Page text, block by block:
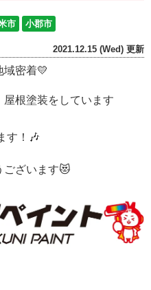
市 小郡市
2021.12.15 (Wed) 更新
域密着💛
根塗装をしています
す！🎶
ございます😻